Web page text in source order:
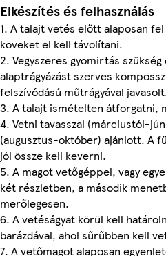
Elkészítés és felhasználás
1. A talajt vetés előtt alaposan
köveket el kell távolítani.
2. Vegyszeres gyomirtás
alaptrágyázást szerves
felszívódású műtrágyával
3. A talajt ismételten átforgatni,
4. Vetni tavasszal (márciustól-
(augusztus-október) ajánlott. A
jól össze kell keverni.
5. A magot vetőgéppel, vagy
két részletben, a második
merőlegesen.
6. A vetéságyat körül kell
barázdával, ahol sűrűbben kell
7. A vetőmagot alaposan